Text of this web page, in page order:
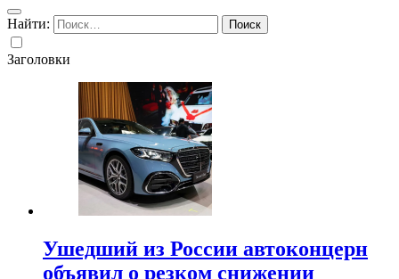
Найти:
Заголовки
Ушедший из России автоконцерн
объявил о резком снижении